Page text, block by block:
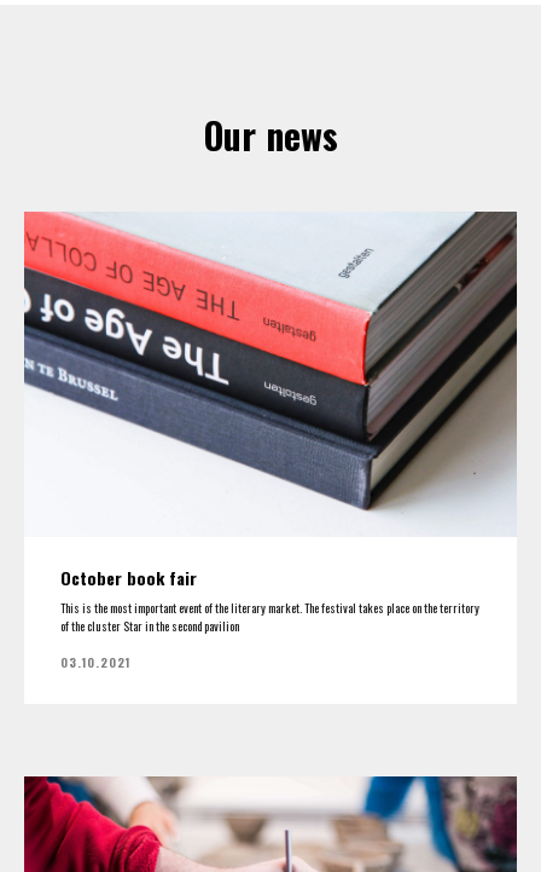
Our news
October book fair
This is the most important event of the literary market. The festival takes place on the territory
of the cluster Star in the second pavilion
03.10.2021